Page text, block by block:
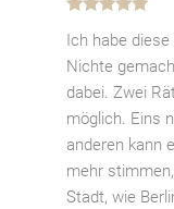
mit 5von 5
Ich habe
Nichte
dabei. Zwei
möglich. Eins
anderen kann
mehr
Stadt, wie